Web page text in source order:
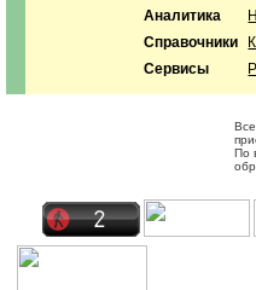
Аналитика
Справочники
Сервисы
По